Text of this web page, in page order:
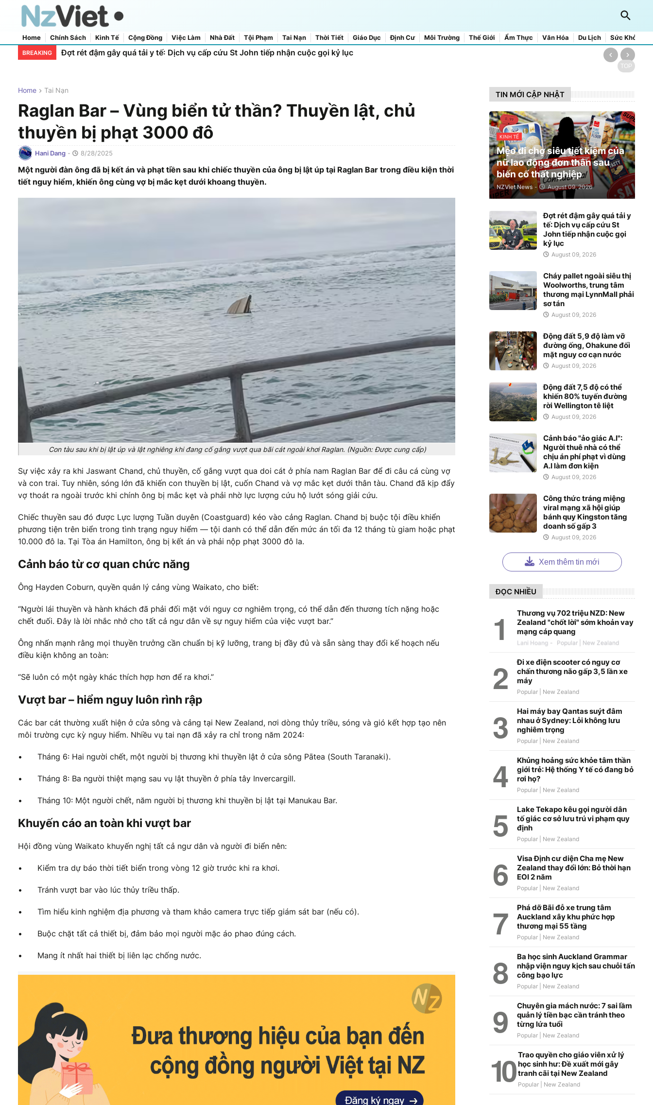
Home Chính Sách Kinh Tế Cộng Đồng Việc Làm Nhà Đất Tội Phạm Tai Nạn Thời Tiết Giáo Dục Định Cư Môi Trường Thế Giới Ẩm Thực Văn Hóa Du Lịch Sức Khỏe
Home About Us
Contact Us
BREAKING
Đợt rét đậm gây quá tải y tế: Dịch vụ cấp cứu St John tiếp nhận cuộc gọi kỷ lục
TOP
Home Tai Nạn
Raglan Bar – Vùng biển tử thần? Thuyền lật, chủ
thuyền bị phạt 3000 đô
Hani Dang - 8/28/2025
Một người đàn ông đã bị kết án và phạt tiền sau khi chiếc thuyền của ông bị lật úp tại Raglan Bar trong điều kiện thời
tiết nguy hiểm, khiến ông cùng vợ bị mắc kẹt dưới khoang thuyền.
Con tàu sau khi bị lật úp và lật nghiêng khi đang cố gắng vượt qua bãi cát ngoài khơi Raglan. (Nguồn: Được cung cấp)
Sự việc xảy ra khi Jaswant Chand, chủ thuyền, cố gắng vượt qua doi cát ở phía nam Raglan Bar để đi câu cá cùng vợ
và con trai. Tuy nhiên, sóng lớn đã khiến con thuyền bị lật, cuốn Chand và vợ mắc kẹt dưới thân tàu. Chand đã kịp đẩy
vợ thoát ra ngoài trước khi chính ông bị mắc kẹt và phải nhờ lực lượng cứu hộ lướt sóng giải cứu.
Chiếc thuyền sau đó được Lực lượng Tuần duyên (Coastguard) kéo vào cảng Raglan. Chand bị buộc tội điều khiển
phương tiện trên biển trong tình trạng nguy hiểm — tội danh có thể dẫn đến mức án tối đa 12 tháng tù giam hoặc phạt
10.000 đô la. Tại Tòa án Hamilton, ông bị kết án và phải nộp phạt 3000 đô la.
Cảnh báo từ cơ quan chức năng
Ông Hayden Coburn, quyền quản lý cảng vùng Waikato, cho biết:
“Người lái thuyền và hành khách đã phải đối mặt với nguy cơ nghiêm trọng, có thể dẫn đến thương tích nặng hoặc
chết đuối. Đây là lời nhắc nhở cho tất cả ngư dân về sự nguy hiểm của việc vượt bar.”
Ông nhấn mạnh rằng mọi thuyền trưởng cần chuẩn bị kỹ lưỡng, trang bị đầy đủ và sẵn sàng thay đổi kế hoạch nếu
điều kiện không an toàn:
“Sẽ luôn có một ngày khác thích hợp hơn để ra khơi.”
Vượt bar – hiểm nguy luôn rình rập
Các bar cát thường xuất hiện ở cửa sông và cảng tại New Zealand, nơi dòng thủy triều, sóng và gió kết hợp tạo nên
môi trường cực kỳ nguy hiểm. Nhiều vụ tai nạn đã xảy ra chỉ trong năm 2024:
• Tháng 6: Hai người chết, một người bị thương khi thuyền lật ở cửa sông Pātea (South Taranaki).
• Tháng 8: Ba người thiệt mạng sau vụ lật thuyền ở phía tây Invercargill.
• Tháng 10: Một người chết, năm người bị thương khi thuyền bị lật tại Manukau Bar.
Khuyến cáo an toàn khi vượt bar
Hội đồng vùng Waikato khuyến nghị tất cả ngư dân và người đi biển nên:
• Kiểm tra dự báo thời tiết biển trong vòng 12 giờ trước khi ra khơi.
• Tránh vượt bar vào lúc thủy triều thấp.
• Tìm hiểu kinh nghiệm địa phương và tham khảo camera trực tiếp giám sát bar (nếu có).
• Buộc chặt tất cả thiết bị, đảm bảo mọi người mặc áo phao đúng cách.
• Mang ít nhất hai thiết bị liên lạc chống nước.
TIN MỚI CẬP NHẬT
KINH TẾ
Mẹo đi chợ siêu tiết kiệm của
nữ lao động đơn thân sau
biến cố thất nghiệp
NZViet News - August 09, 2026
Đợt rét đậm gây quá tải y
tế: Dịch vụ cấp cứu St
John tiếp nhận cuộc gọi
kỷ lục
August 09, 2026
Cháy pallet ngoài siêu thị
Woolworths, trung tâm
thương mại LynnMall phải
sơ tán
August 09, 2026
Động đất 5,9 độ làm vỡ
đường ống, Ohakune đối
mặt nguy cơ cạn nước
August 09, 2026
Động đất 7,5 độ có thể
khiến 80% tuyến đường
rời Wellington tê liệt
August 09, 2026
Cảnh báo "ảo giác A.I":
Người thuê nhà có thể
chịu án phí phạt vì dùng
A.I làm đơn kiện
August 09, 2026
Công thức tráng miệng
viral mạng xã hội giúp
bánh quy Kingston tăng
doanh số gấp 3
August 09, 2026
Xem thêm tin mới
ĐỌC NHIỀU
Thương vụ 702 triệu NZD: New
Zealand "chốt lời" sớm khoản vay
mạng cáp quang
Lani Hoang -
Đi xe điện scooter có nguy cơ
chấn thương não gấp 3,5 lần xe
máy
Hai máy bay Qantas suýt đâm
nhau ở Sydney: Lỗi không lưu
nghiêm trọng
Khủng hoảng sức khỏe tâm thần
giới trẻ: Hệ thống Y tế có đang bỏ
rơi họ?
Lake Tekapo kêu gọi người dân
tố giác cơ sở lưu trú vi phạm quy
định
Visa Định cư diện Cha mẹ New
Zealand thay đổi lớn: Bỏ thời hạn
EOI 2 năm
Phá dỡ Bãi đỗ xe trung tâm
Auckland xây khu phức hợp
thương mại 55 tầng
Ba học sinh Auckland Grammar
nhập viện nguy kịch sau chuỗi tấn
công bạo lực
Chuyên gia mách nước: 7 sai lầm
quản lý tiền bạc cần tránh theo
từng lứa tuổi
Trao quyền cho giáo viên xử lý
học sinh hư: Đề xuất mới gây
tranh cãi tại New Zealand